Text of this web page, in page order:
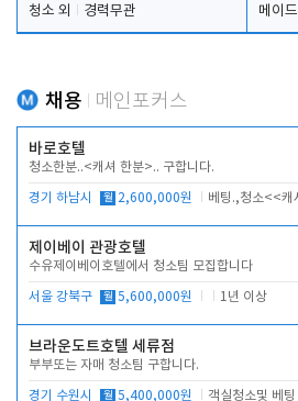
청소 외
경력무관
메이드
채용 메인포커스
바로호텔
청소한분..<캐셔 한분>.. 구합니다.
경기 하남시 월 2,600,000원
제이베이 관광호텔
수유제이베이호텔에서 청소팀 모집합니다
서울 강북구 월 5,600,000원 1년 이상
브라운도트호텔 세류점
부부또는 자매 청소팀 구합니다.
경기 수원시 월 5,400,000원 객실청소및 베팅